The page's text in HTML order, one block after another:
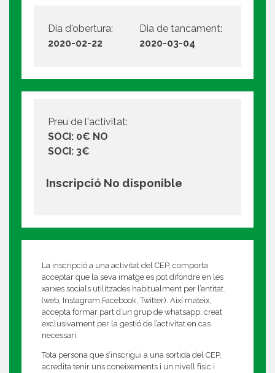
Dia d'obertura:
2020-02-22
Dia de tancament:
2020-03-04
Preu de l'activitat:
SOCI: 0€ NO
SOCI: 3€
Inscripció No disponible
La inscripció a una activitat del CEP, comporta
acceptar que la seva imatge es pot difondre en les
xarxes socials utilitzades habitualment per l’entitat.
(web, Instagram,Facebook, Twitter). Així mateix,
accepta formar part d’un grup de whatsapp, creat
exclusivament per la gestió de l’activitat en cas
necessari.
Tota persona que s’inscrigui a una sortida del CEP,
acredita tenir uns coneixements i un nivell físic i